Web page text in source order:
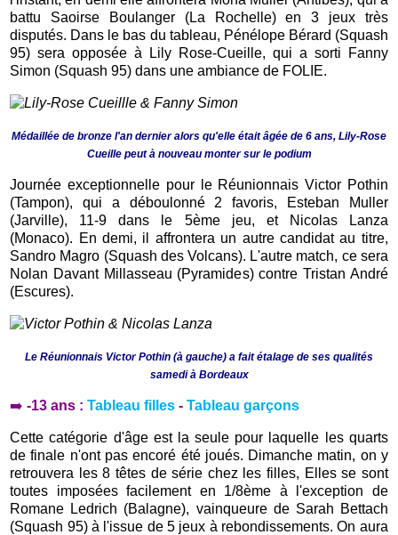
battu Saoirse Boulanger (La Rochelle) en 3 jeux très
disputés. Dans le bas du tableau, Pénélope Bérard (Squash
95) sera opposée à Lily Rose-Cueille, qui a sorti Fanny
Simon (Squash 95) dans une ambiance de FOLIE.
Médaillée de bronze l'an dernier alors qu'elle était âgée de 6 ans, Lily-Rose
Cueille peut à nouveau monter sur le podium
Journée exceptionnelle pour le Réunionnais Victor Pothin
(Tampon), qui a déboulonné 2 favoris, Esteban Muller
(Jarville), 11-9 dans le 5ème jeu, et Nicolas Lanza
(Monaco). En demi, il affrontera un autre candidat au titre,
Sandro Magro (Squash des Volcans). L'autre match, ce sera
Nolan Davant Millasseau (Pyramides) contre Tristan André
(Escures).
Le Réunionnais Victor Pothin (à gauche) a fait étalage de ses qualités
samedi à Bordeaux
➡️ -13 ans :Tableau filles -Tableau garçons
Cette catégorie d'âge est la seule pour laquelle les quarts
de finale n'ont pas encoré été joués. Dimanche matin, on y
retrouvera les 8 têtes de série chez les filles, Elles se sont
toutes imposées facilement en 1/8ème à l'exception de
Romane Ledrich (Balagne), vainqueure de Sarah Bettach
(Squash 95) à l'issue de 5 jeux à rebondissements. On aura